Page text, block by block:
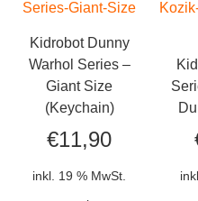
Kidrobot Dunny
Warhol Series –
Giant Size
(Keychain)
€11,90
inkl. 19 % MwSt.